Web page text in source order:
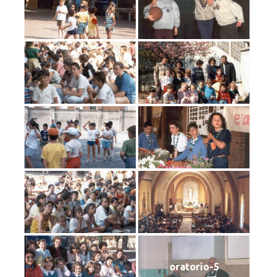
oratorio-5